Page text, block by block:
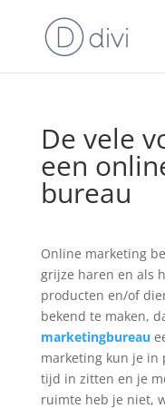
De vele
een
bureau
Online marketing
grijze haren en als
producten en/of
bekend te maken,
marketingbureau
marketing kun je in
tijd in zitten en je
ruimte heb je niet,